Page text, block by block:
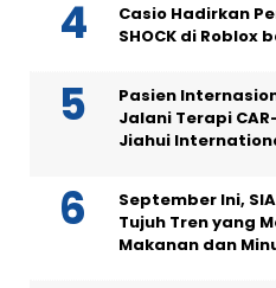
Casio Hadirkan
SHOCK di Roblox
Pasien
Jalani Terapi
Jiahui
September Ini,
Tujuh Tren yang
Makanan dan